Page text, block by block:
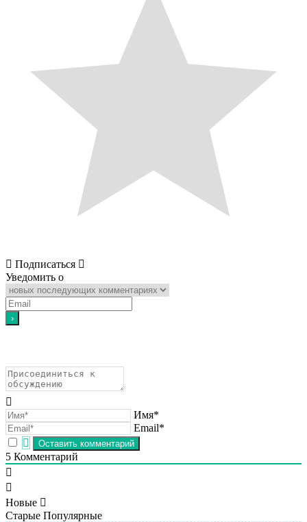
Подписаться
Уведомить о
Имя*
Email*
5 Комментарий
Новые
Старые Популярные